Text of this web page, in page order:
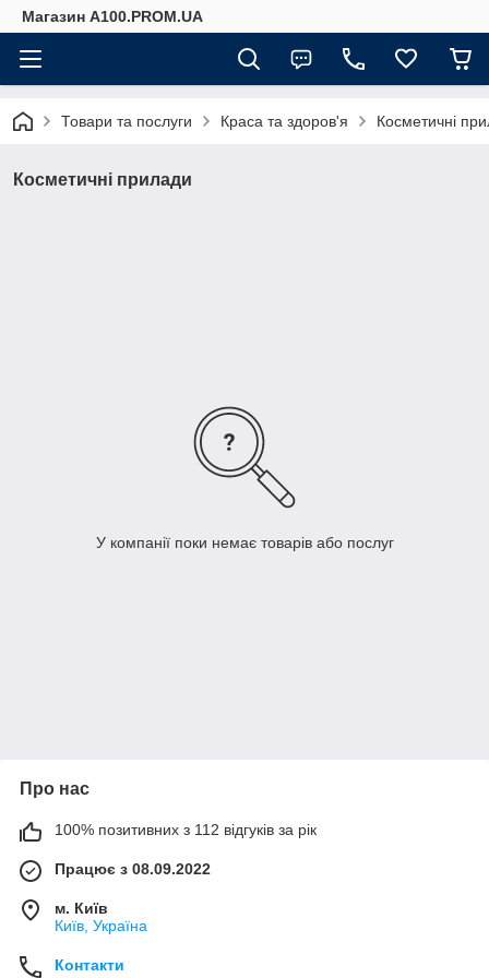
Магазин A100.PROM.UA
Товари та послуги Краса та здоров'я Косметичні
Косметичні прилади
У компанії поки немає товарів або послуг
Про нас
100% позитивних з 112 відгуків за рік
Працює з 08.09.2022
м. Київ
Київ, Україна
Контакти